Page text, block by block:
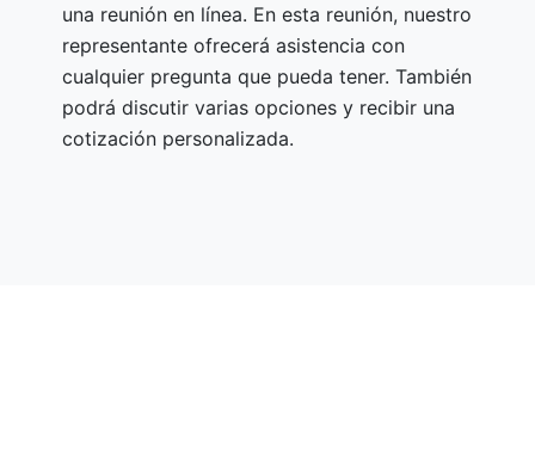
una reunión en línea. En esta reunión, nuestro
representante ofrecerá asistencia con
cualquier pregunta que pueda tener. También
podrá discutir varias opciones y recibir una
cotización personalizada.